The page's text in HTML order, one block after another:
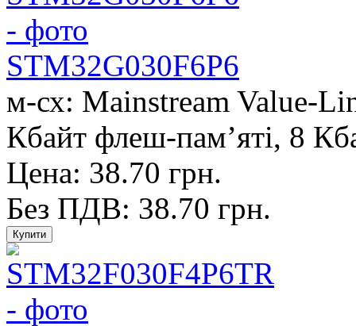
STM32G030F6P6
м-сх: Mainstream Value-
Кбайт флеш-пам’яті, 8
Цена: 38.70 грн.
Без ПДВ: 38.70 грн.